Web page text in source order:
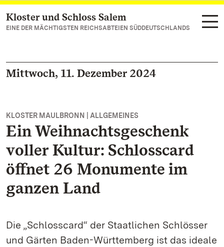
Zum Hauptinhalt springen
Kloster und Schloss Salem
EINE DER MÄCHTIGSTEN REICHSABTEIEN SÜDDEUTSCHLANDS
Mittwoch, 11. Dezember 2024
KLOSTER MAULBRONN | ALLGEMEINES
Ein Weihnachtsgeschenk
voller Kultur: Schlosscard
öffnet 26 Monumente im
ganzen Land
Die „Schlosscard“ der Staatlichen Schlösser
und Gärten Baden-Württemberg ist das ideale